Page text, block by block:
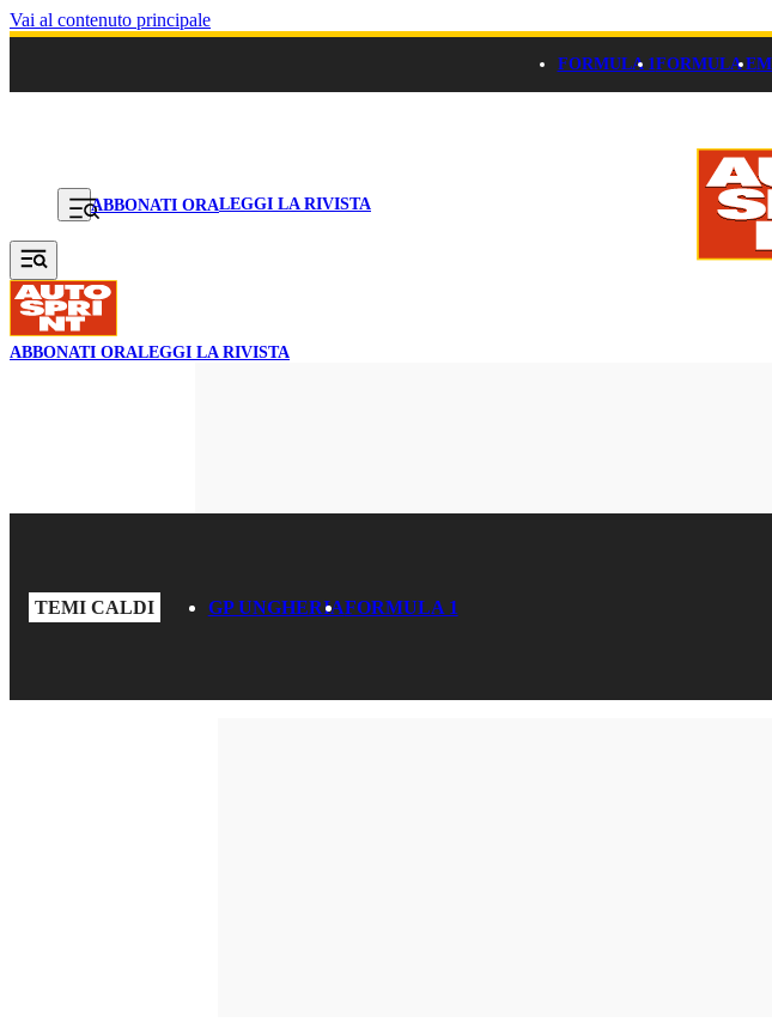
Vai al contenuto principale
FORMULA 1FORMULA E
ABBONATI ORALEGGI LA RIVISTA
ABBONATI ORALEGGI LA RIVISTA
TEMI CALDI GP UNGHERIAFORMULA 1